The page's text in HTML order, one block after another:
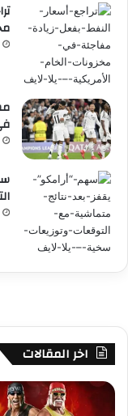
اخر المقالات